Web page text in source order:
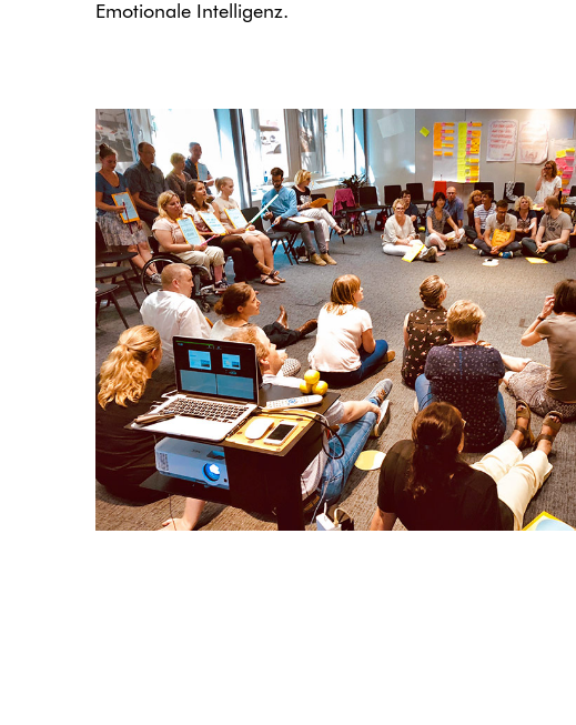
Emotionale Intelligenz.